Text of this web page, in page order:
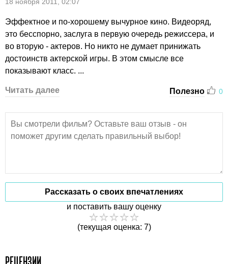
Эффектное и по-хорошему вычурное кино. Видеоряд,
это бесспорно, заслуга в первую очередь режиссера, и
во вторую - актеров. Но никто не думает принижать
достоинств актерской игры. В этом смысле все
показывают класс. ...
Читать далее Полезно 0
Рассказать о своих впечатлениях
и поставить вашу оценку
(текущая оценка: 7)